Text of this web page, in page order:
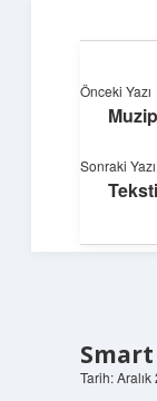
Tarih:
Önceki Yazı
Sonraki Yazı